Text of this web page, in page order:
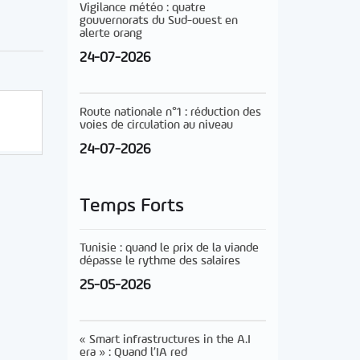
Vigilance météo : quatre
gouvernorats du Sud-ouest en
alerte orang
24-07-2026
Route nationale n°1 : réduction des
voies de circulation au niveau
24-07-2026
Temps Forts
Tunisie : quand le prix de la viande
dépasse le rythme des salaires
25-05-2026
« Smart infrastructures in the A.I
era » : Quand l’IA red